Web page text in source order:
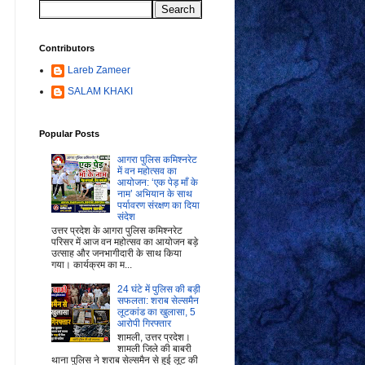
Contributors
Lareb Zameer
SALAM KHAKI
Popular Posts
आगरा पुलिस कमिश्नरेट
में वन महोत्सव का
आयोजन: ‘एक पेड़ माँ के
नाम’ अभियान के साथ
पर्यावरण संरक्षण का दिया
संदेश
उत्तर प्रदेश के आगरा पुलिस कमिश्नरेट
परिसर में आज वन महोत्सव का आयोजन बड़े
उत्साह और जनभागीदारी के साथ किया
गया। कार्यक्रम का म...
24 घंटे में पुलिस की बड़ी
सफलता: शराब सेल्समैन
लूटकांड का खुलासा, 5
आरोपी गिरफ्तार
शामली, उत्तर प्रदेश।
शामली जिले की बाबरी
थाना पुलिस ने शराब सेल्समैन से हुई लूट की